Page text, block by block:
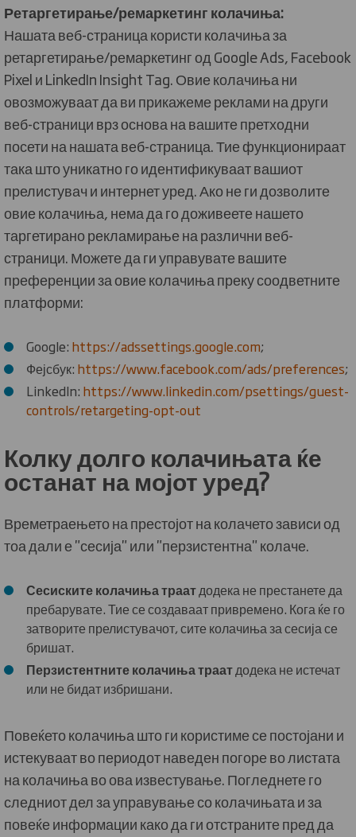
Ретаргетирање/ремаркетинг колачиња:
Нашата веб-страница користи колачиња за
ретаргетирање/ремаркетинг од Google Ads, Facebook
Pixel и LinkedIn Insight Tag. Овие колачиња ни
овозможуваат да ви прикажеме реклами на други
веб-страници врз основа на вашите претходни
посети на нашата веб-страница. Тие функционираат
така што уникатно го идентификуваат вашиот
прелистувач и интернет уред. Ако не ги дозволите
овие колачиња, нема да го доживеете нашето
таргетирано рекламирање на различни веб-
страници. Можете да ги управувате вашите
преференции за овие колачиња преку соодветните
платформи:
Google: https://adssettings.google.com;
Фејсбук: https://www.facebook.com/ads/preferences;
LinkedIn: https://www.linkedin.com/psettings/guest-
controls/retargeting-opt-out
Колку долго колачињата ќе
останат на мојот уред?
Времетраењето на престојот на колачето зависи од
тоа дали е "сесија" или "перзистентна" колаче.
Сесискитеколачињатраатдодека не престанете да
пребарувате. Тие се создаваат привремено. Кога ќе го
затворите прелистувачот, сите колачиња за сесија се
бришат.
Перзистентнитеколачињатраатдодека не истечат
или не бидат избришани.
Повеќето колачиња што ги користиме се постојани и
истекуваат во периодот наведен погоре во листата
на колачиња во ова известување. Погледнете го
следниот дел за управување со колачињата и за
повеќе информации како да ги отстраните пред да